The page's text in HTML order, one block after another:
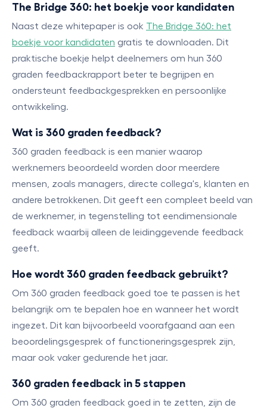
The Bridge 360: het boekje voor kandidaten
Naast deze whitepaper is ook The Bridge 360: het
boekje voor kandidaten gratis te downloaden. Dit
praktische boekje helpt deelnemers om hun 360
graden feedbackrapport beter te begrijpen en
ondersteunt feedbackgesprekken en persoonlijke
ontwikkeling.
Wat is 360 graden feedback?
360 graden feedback is een manier waarop
werknemers beoordeeld worden door meerdere
mensen, zoals managers, directe collega's, klanten en
andere betrokkenen. Dit geeft een compleet beeld van
de werknemer, in tegenstelling tot eendimensionale
feedback waarbij alleen de leidinggevende feedback
geeft.
Hoe wordt 360 graden feedback gebruikt?
Om 360 graden feedback goed toe te passen is het
belangrijk om te bepalen hoe en wanneer het wordt
ingezet. Dit kan bijvoorbeeld voorafgaand aan een
beoordelingsgesprek of functioneringsgesprek zijn,
maar ook vaker gedurende het jaar.
360 graden feedback in 5 stappen
Om 360 graden feedback goed in te zetten, zijn de